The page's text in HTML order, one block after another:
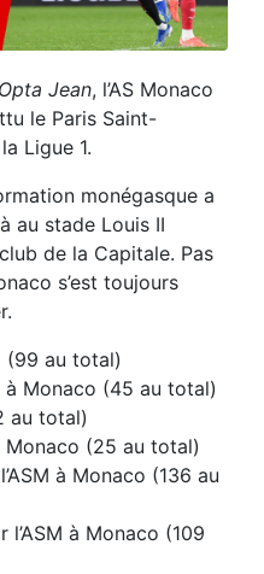
Opta Jean, l’AS Monaco
le Paris Saint-
Ligue 1.
monégasque a
au stade Louis II
de la Capitale. Pas
s’est toujours
(99 au total)
à Monaco (45 au total)
au total)
Monaco (25 au total)
à Monaco (136 au
à Monaco (109